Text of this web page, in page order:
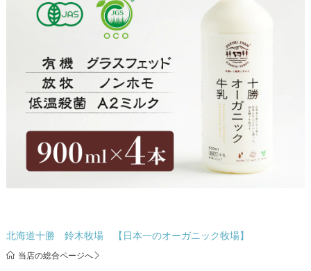
北海道十勝 鈴木牧場 【日本一のオーガニック牧場】
当店の総合ページへ